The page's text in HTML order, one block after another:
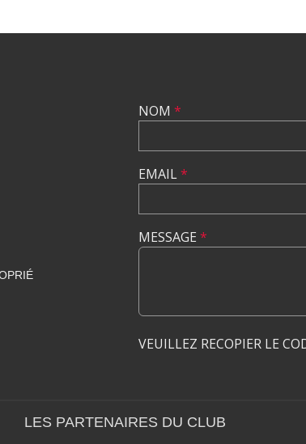
NOM *
EMAIL*
MESSAGE *
VEUILLEZ RECOPIER LE
LES PARTENAIRES DU CLUB